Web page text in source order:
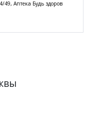
49, Аптека Будь здоров